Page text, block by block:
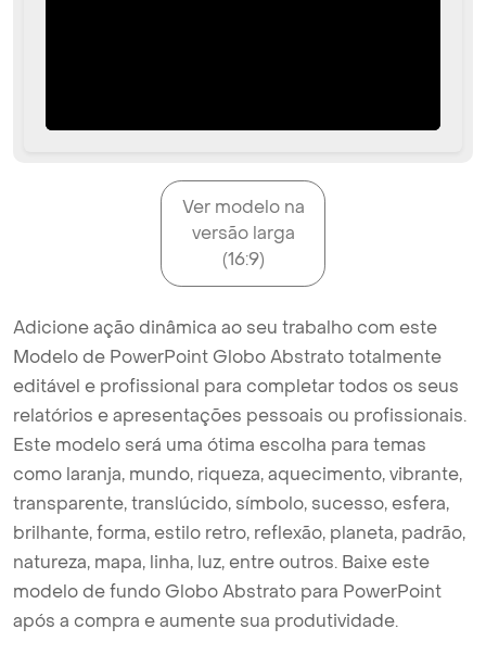
Ver modelo na
versão larga
(16:9)
Adicione ação dinâmica ao seu trabalho com este
Modelo de PowerPoint Globo Abstrato totalmente
editável e profissional para completar todos os seus
relatórios e apresentações pessoais ou profissionais.
Este modelo será uma ótima escolha para temas
como laranja, mundo, riqueza, aquecimento, vibrante,
transparente, translúcido, símbolo, sucesso, esfera,
brilhante, forma, estilo retro, reflexão, planeta, padrão,
natureza, mapa, linha, luz, entre outros. Baixe este
modelo de fundo Globo Abstrato para PowerPoint
após a compra e aumente sua produtividade.